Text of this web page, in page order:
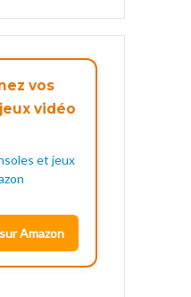
vos
vidéo
Amazon